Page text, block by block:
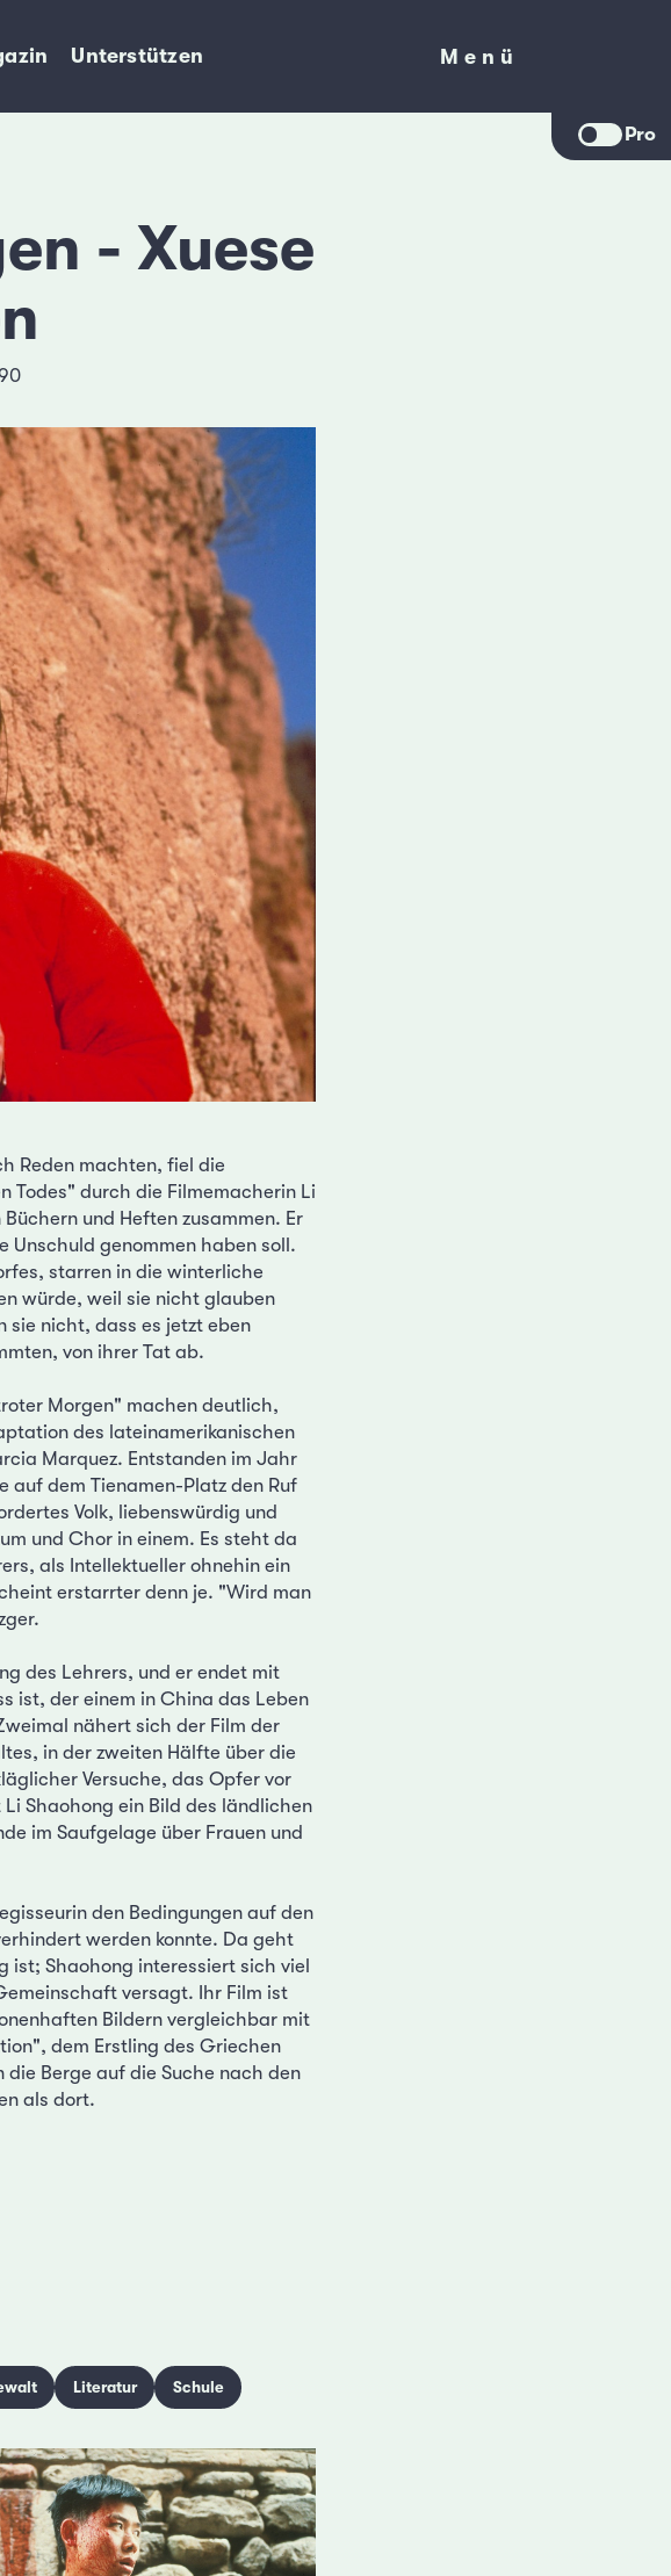
Unterstützen
Menü
Menü
Pro
- Xuese
Reden machten, fiel die
Todes" durch die Filmemacherin Li
und Heften zusammen. Er
Unschuld genommen haben soll.
starren in die winterliche
würde, weil sie nicht glauben
sie nicht, dass es jetzt eben
von ihrer Tat ab.
Morgen" machen deutlich,
des lateinamerikanischen
Marquez. Entstanden im Jahr
dem Tienamen-Platz den Ruf
Volk, liebenswürdig und
und Chor in einem. Es steht da
als Intellektueller ohnehin ein
erstarrter denn je. "Wird man
des Lehrers, und er endet mit
ist, der einem in China das Leben
nähert sich der Film der
in der zweiten Hälfte über die
Versuche, das Opfer vor
Shaohong ein Bild des ländlichen
im Saufgelage über Frauen und
den Bedingungen auf den
werden konnte. Da geht
ist; Shaohong interessiert sich viel
versagt. Ihr Film ist
Bildern vergleichbar mit
dem Erstling des Griechen
Berge auf die Suche nach den
als dort.
Literatur Schule